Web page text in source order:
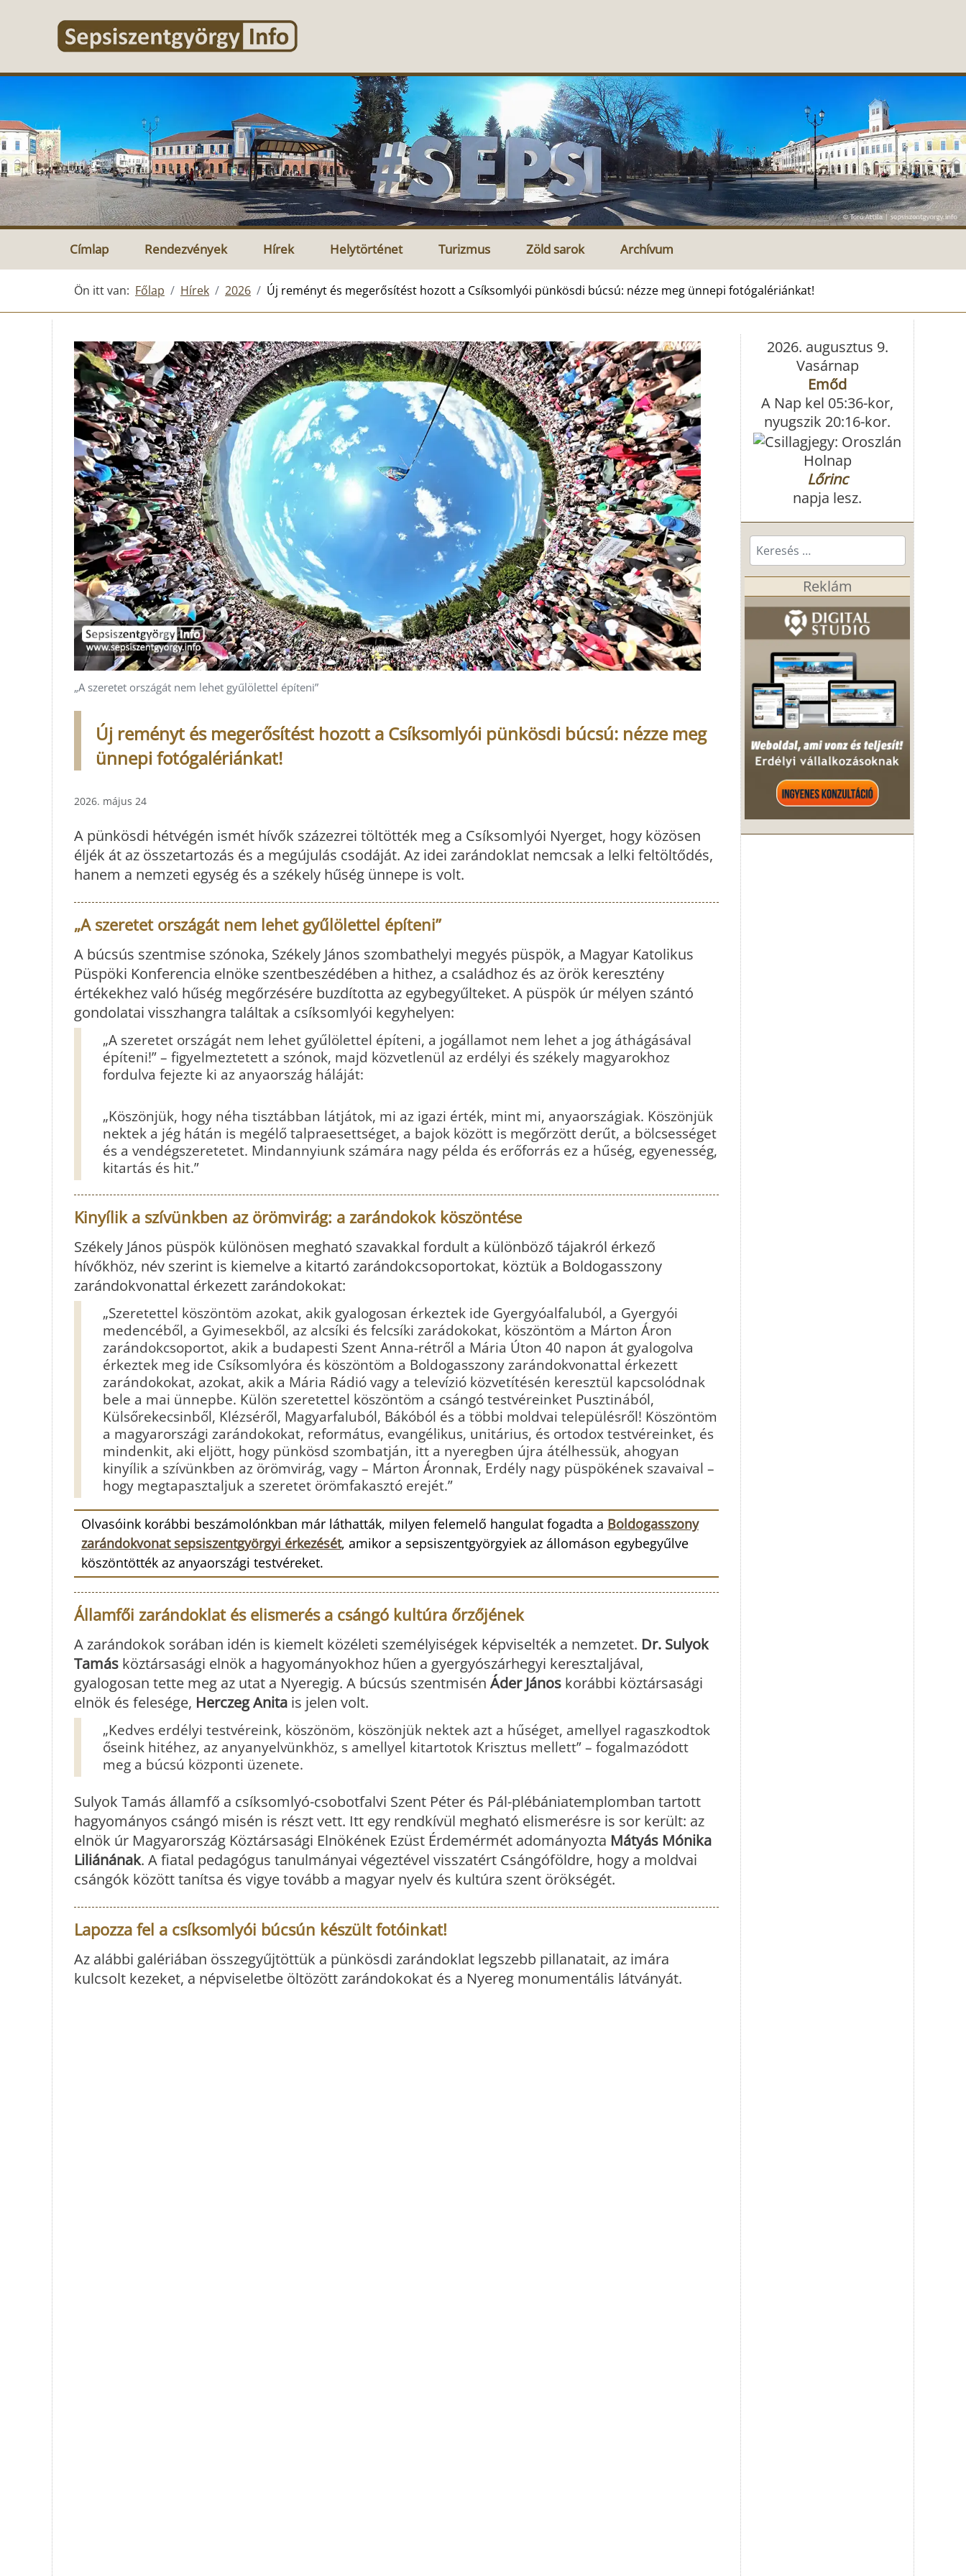
Címlap Rendezvények Hírek Helytörténet Turizmus Zöld sarok Archívum
Ön itt van: Főlap Hírek 2026 Új reményt és megerősítést hozott a Csíksomlyói pünkösdi búcsú: nézze meg ünnepi fotógalériánkat!
„A szeretet országát nem lehet gyűlölettel építeni”
Új reményt és megerősítést hozott a Csíksomlyói pünkösdi búcsú: nézze meg
ünnepi fotógalériánkat!
2026. május 24
A pünkösdi hétvégén ismét hívők százezrei töltötték meg a Csíksomlyói Nyerget, hogy közösen
éljék át az összetartozás és a megújulás csodáját. Az idei zarándoklat nemcsak a lelki feltöltődés,
hanem a nemzeti egység és a székely hűség ünnepe is volt.
„A szeretet országát nem lehet gyűlölettel építeni”
A búcsús szentmise szónoka, Székely János szombathelyi megyés püspök, a Magyar Katolikus
Püspöki Konferencia elnöke szentbeszédében a hithez, a családhoz és az örök keresztény
értékekhez való hűség megőrzésére buzdította az egybegyűlteket. A püspök úr mélyen szántó
gondolatai visszhangra találtak a csíksomlyói kegyhelyen:
„A szeretet országát nem lehet gyűlölettel építeni, a jogállamot nem lehet a jog áthágásával
építeni!” – figyelmeztetett a szónok, majd közvetlenül az erdélyi és székely magyarokhoz
fordulva fejezte ki az anyaország háláját:
„Köszönjük, hogy néha tisztábban látjátok, mi az igazi érték, mint mi, anyaországiak. Köszönjük
nektek a jég hátán is megélő talpraesettséget, a bajok között is megőrzött derűt, a bölcsességet
és a vendégszeretetet. Mindannyiunk számára nagy példa és erőforrás ez a hűség, egyenesség,
kitartás és hit.”
Kinyílik a szívünkben az örömvirág: a zarándokok köszöntése
Székely János püspök különösen megható szavakkal fordult a különböző tájakról érkező
hívőkhöz, név szerint is kiemelve a kitartó zarándokcsoportokat, köztük a Boldogasszony
zarándokvonattal érkezett zarándokokat:
„Szeretettel köszöntöm azokat, akik gyalogosan érkeztek ide Gyergyóalfaluból, a Gyergyói
medencéből, a Gyimesekből, az alcsíki és felcsíki zarádokokat, köszöntöm a Márton Áron
zarándokcsoportot, akik a budapesti Szent Anna-rétről a Mária Úton 40 napon át gyalogolva
érkeztek meg ide Csíksomlyóra és köszöntöm a Boldogasszony zarándokvonattal érkezett
zarándokokat, azokat, akik a Mária Rádió vagy a televízió közvetítésén keresztül kapcsolódnak
bele a mai ünnepbe. Külön szeretettel köszöntöm a csángó testvéreinket Pusztinából,
Külsőrekecsinből, Klézséről, Magyarfaluból, Bákóból és a többi moldvai településről! Köszöntöm
a magyarországi zarándokokat, református, evangélikus, unitárius, és ortodox testvéreinket, és
mindenkit, aki eljött, hogy pünkösd szombatján, itt a nyeregben újra átélhessük, ahogyan
kinyílik a szívünkben az örömvirág, vagy – Márton Áronnak, Erdély nagy püspökének szavaival –
hogy megtapasztaljuk a szeretet örömfakasztó erejét.”
Olvasóink korábbi beszámolónkban már láthatták, milyen felemelő hangulat fogadta a Boldogasszony
zarándokvonat sepsiszentgyörgyi érkezését, amikor a sepsiszentgyörgyiek az állomáson egybegyűlve
köszöntötték az anyaországi testvéreket.
Államfői zarándoklat és elismerés a csángó kultúra őrzőjének
A zarándokok sorában idén is kiemelt közéleti személyiségek képviselték a nemzetet. Dr. Sulyok
Tamás köztársasági elnök a hagyományokhoz hűen a gyergyószárhegyi keresztaljával,
gyalogosan tette meg az utat a Nyeregig. A búcsús szentmisén Áder János korábbi köztársasági
elnök és felesége, Herczeg Anita is jelen volt.
„Kedves erdélyi testvéreink, köszönöm, köszönjük nektek azt a hűséget, amellyel ragaszkodtok
őseink hitéhez, az anyanyelvünkhöz, s amellyel kitartotok Krisztus mellett” – fogalmazódott
meg a búcsú központi üzenete.
Sulyok Tamás államfő a csíksomlyó-csobotfalvi Szent Péter és Pál-plébániatemplomban tartott
hagyományos csángó misén is részt vett. Itt egy rendkívül megható elismerésre is sor került: az
elnök úr Magyarország Köztársasági Elnökének Ezüst Érdemérmét adományozta Mátyás Mónika
Liliánának. A fiatal pedagógus tanulmányai végeztével visszatért Csángóföldre, hogy a moldvai
csángók között tanítsa és vigye tovább a magyar nyelv és kultúra szent örökségét.
Lapozza fel a csíksomlyói búcsún készült fotóinkat!
Az alábbi galériában összegyűjtöttük a pünkösdi zarándoklat legszebb pillanatait, az imára
kulcsolt kezeket, a népviseletbe öltözött zarándokokat és a Nyereg monumentális látványát.
2026. augusztus 9.
Vasárnap
Emőd
A Nap kel 05:36-kor,
nyugszik 20:16-kor.
Holnap
Lőrinc
napja lesz.
Keresés...
Reklám